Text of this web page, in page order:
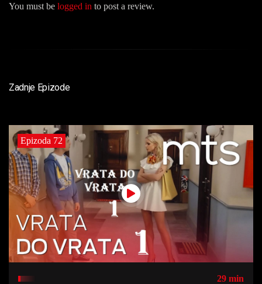
You must be logged in to post a review.
Zadnje Epizode
Epizoda 72
29 min